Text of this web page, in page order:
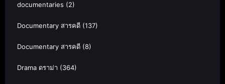
documentaries (2)
Documentary สารคดี (137)
Documentary สารคดี (8)
Drama ดราม่า (364)